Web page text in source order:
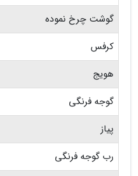
گوشت چرخ نموده
کرفس
هویج
گوجه فرنگی
پیاز
رب گوجه فرنگی